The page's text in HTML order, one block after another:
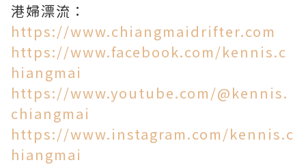
港婦漂流：
https://www.chiangmaidrifter.com
https://www.facebook.com/kennis.c
hiangmai
https://www.youtube.com/@kennis.
chiangmai
https://www.instagram.com/kennis.c
hiangmai